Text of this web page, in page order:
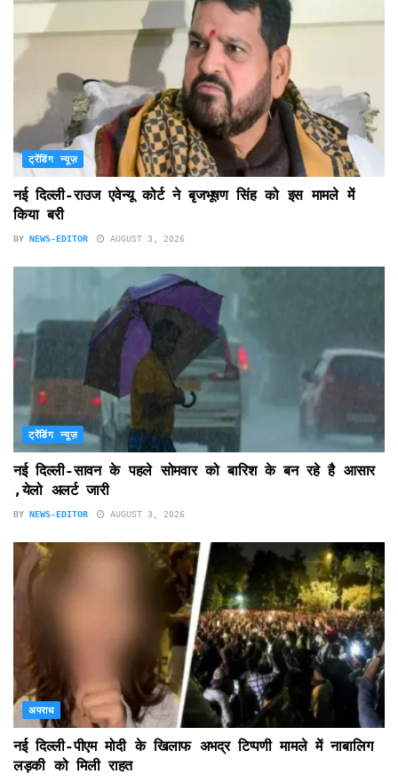
ट्रेंडिंग न्यूज़
नई दिल्ली-राउज एवेन्यू कोर्ट ने बृजभूषण सिंह को इस मामले में
किया बरी
BY NEWS-EDITOR AUGUST 3, 2026
ट्रेंडिंग न्यूज़
नई दिल्ली-सावन के पहले सोमवार को बारिश के बन रहे है आसार
,येलो अलर्ट जारी
BY NEWS-EDITOR AUGUST 3, 2026
अपराध
नई दिल्ली-पीएम मोदी के खिलाफ अभद्र टिप्पणी मामले में नाबालिग
लड़की को मिली राहत